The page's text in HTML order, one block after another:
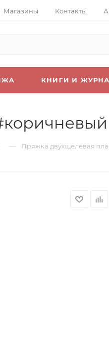
Магазины Контакты
КНИГИ И
— Пряжка двухщелевая